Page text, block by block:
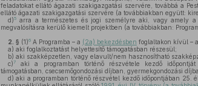
feladatokat ellátó ágazati szakigazgatási szervére, továbbá a
ellátó ágazati szakigazgatási szervére (a továbbiakban együtt:
d)5arra a természetes és jogi személyre aki, vagy amely a
megvalósításra kerülő kiemelt projektben (a továbbiakban:
2. § (1)6A Programba – a (2a) bekezdésben foglaltakon kívül –
a) aki foglalkoztatást helyettesítő támogatásban részesül;
b) aki szakképzetlen, vagy elavult/nem hasznosítható
c)7aki a programban történő részvétele kezdő időpontját
támogatásban, csecsemőgondozási díjban, gyermekgondozási
d) aki a programban történő részvétel kezdő időpontjában 25.